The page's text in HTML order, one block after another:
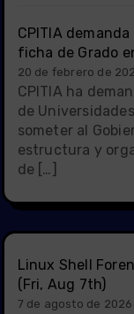
CPITIA
ficha de Grado
20 de febrero de
CPITIA ha
de
someter al
estructura y
de […]
Linux Shell
(Fri, Aug 7th)
7 de agosto de 2026